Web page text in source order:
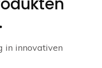
in innovativen